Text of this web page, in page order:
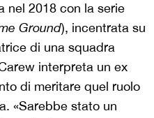
nel 2018 con la serie
Ground), incentrata su
di una squadra
interpreta un ex
di meritare quel ruolo
«Sarebbe stato un